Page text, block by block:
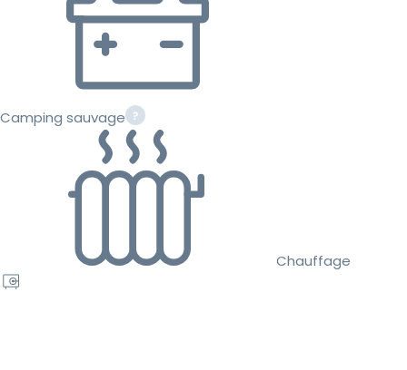
Camping sauvage
Chauffage